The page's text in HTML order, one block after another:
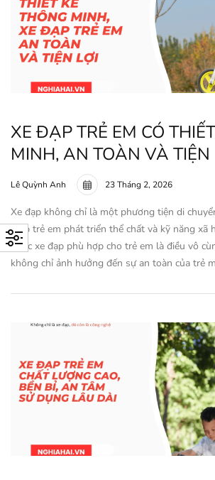
XE ĐẠP TRẺ EM CÓ
MINH, AN TOÀN VÀ
Lê Quỳnh Anh 23 Tháng 2, 2026
Xe đạp không chỉ là một phương tiện di
giúp trẻ em phát triển thể chất và kỹ năng xã
chiếc xe đạp phù hợp cho trẻ em là điều vô
không chỉ ảnh hưởng đến sự an toàn của trẻ